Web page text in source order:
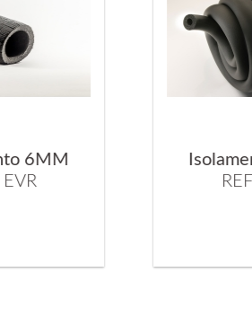
Isolamento 9MM
REF. EVF